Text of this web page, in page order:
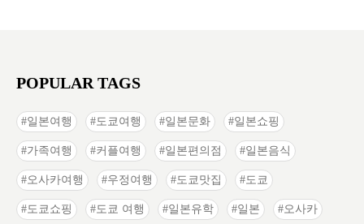
POPULAR TAGS
일본여행 도쿄여행 일본문화 일본쇼핑
가족여행 커플여행 일본편의점 일본음식
오사카여행 우정여행 도쿄맛집 도쿄
도쿄쇼핑 도쿄 여행 일본유학 일본 오사카